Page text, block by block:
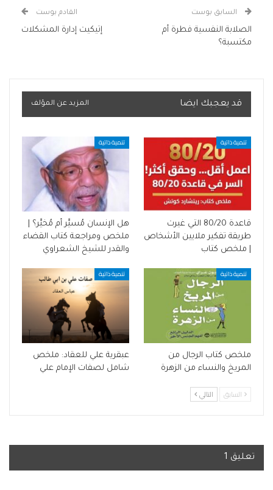
السابق بوست
الصلابة النفسية فطرة أم
مكتسبة؟
القادم بوست
إتيكيت إدارة المشكلات
قد يعجبك ايضا المزيد عن المؤلف
تنمية ذاتية
قاعدة 80/20 التي غيرت
طريقة تفكير ملايين الأشخاص
| ملخص كتاب
تنمية ذاتية
هل الإنسان مُسيَّر أم مُخيَّر؟ |
ملخص ومراجعة كتاب القضاء
والقدر للشيخ الشعراوي
تنمية ذاتية
ملخص كتاب الرجال من
المريخ والنساء من الزهرة
تنمية ذاتية
عبقرية علي للعقاد: ملخص
شامل لصفات الإمام علي
السابق التالي
تعليق 1